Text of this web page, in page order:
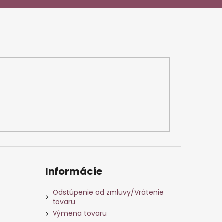
Informácie
Odstúpenie od zmluvy/Vrátenie
tovaru
Výmena tovaru